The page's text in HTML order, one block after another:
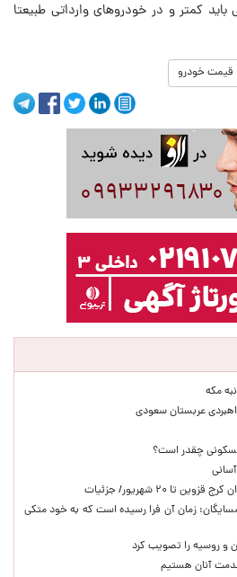
کمتر و در خودروهای وارداتی طبیعتا
قیمت خودرو
مکه
عربستان سعودی
چقدر است؟
تا ۲۰ شهریور/ جزئیات
زمان آن فرا رسیده است که به خود متکی
و روسیه را تصویب کرد
آنان هستیم